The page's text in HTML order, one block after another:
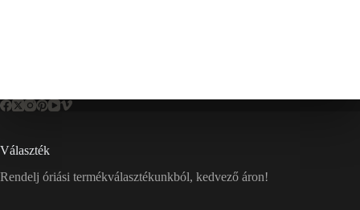
Választék
Rendelj óriási termékválasztékunkból, kedvező áron!